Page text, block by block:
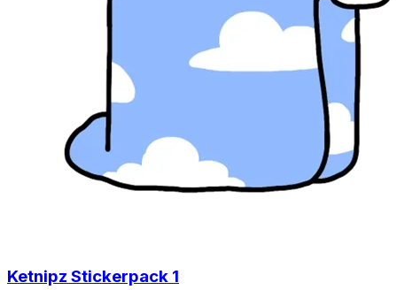
Ketnipz Stickerpack 1